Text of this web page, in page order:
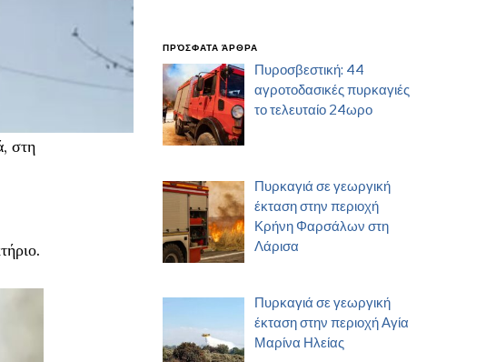
στη
ΠΡΌΣΦΑΤΑ ΆΡΘΡΑ
Πυροσβεστική: 44
αγροτοδασικές πυρκαγιές
το τελευταίο 24ωρο
Πυρκαγιά σε γεωργική
έκταση στην περιοχή
Κρήνη Φαρσάλων στη
Λάρισα
Πυρκαγιά σε γεωργική
έκταση στην περιοχή Αγία
Μαρίνα Ηλείας